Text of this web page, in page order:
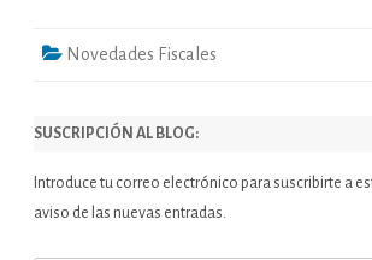
Novedades Fiscales
SUSCRIPCIÓN AL BLOG:
Introduce tu correo electrónico para suscribirte a
aviso de las nuevas entradas.